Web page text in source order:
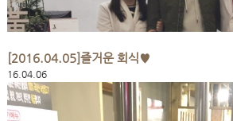
[2016.04.05]즐거운 회식♥
16.04.06